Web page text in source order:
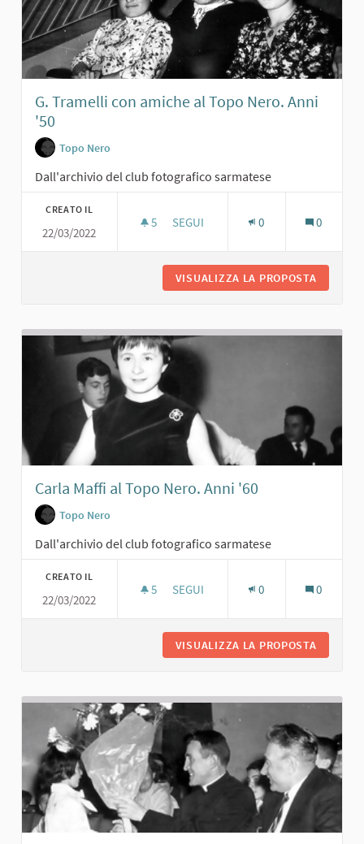
G. Tramelli con amiche al Topo Nero. Anni
'50
Topo Nero
Dall'archivio del club fotografico sarmatese
CREATO IL
22/03/2022
5 5 SOSTENITORI
SEGUI 0 0
VISUALIZZA LA PROPOSTA
Carla Maffi al Topo Nero. Anni '60
Topo Nero
Dall'archivio del club fotografico sarmatese
CREATO IL
22/03/2022
5 5 SOSTENITORI
SEGUI 0 0
VISUALIZZA LA PROPOSTA